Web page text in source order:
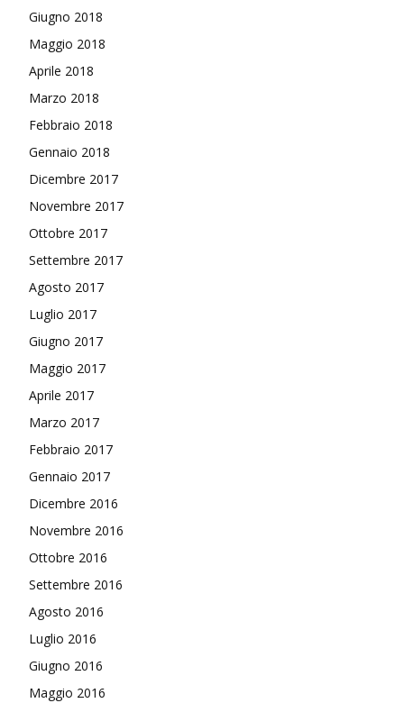
Giugno 2018
Maggio 2018
Aprile 2018
Marzo 2018
Febbraio 2018
Gennaio 2018
Dicembre 2017
Novembre 2017
Ottobre 2017
Settembre 2017
Agosto 2017
Luglio 2017
Giugno 2017
Maggio 2017
Aprile 2017
Marzo 2017
Febbraio 2017
Gennaio 2017
Dicembre 2016
Novembre 2016
Ottobre 2016
Settembre 2016
Agosto 2016
Luglio 2016
Giugno 2016
Maggio 2016